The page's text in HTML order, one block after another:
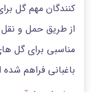
کنندگان مهم گل
از طریق حمل‌ و نقل
مناسبی برای گل
باغبانی فراهم